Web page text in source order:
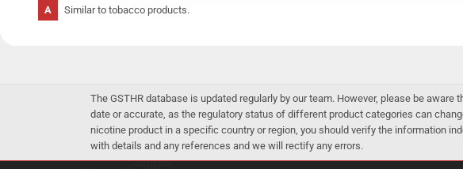
Similar to tobacco products.
The GSTHR database is updated regularly by our team. However, please be
date or accurate, as the regulatory status of different product categories can
nicotine product in a specific country or region, you should verify the information
with details and any references and we will rectify any errors.